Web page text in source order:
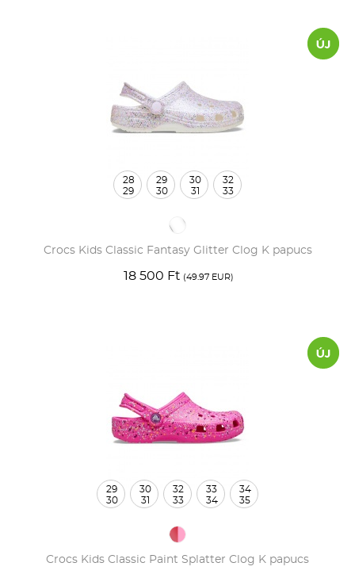
Crocs Kids Classic Fantasy Glitter Clog K papucs
18 500 Ft (49.97 EUR)
28
29
29
30
30
31
32
33
Crocs Kids Classic Paint Splatter Clog K papucs
29
30
30
31
32
33
33
34
34
35